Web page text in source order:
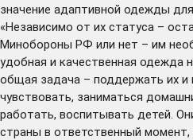
значение адаптивной одежды
«Независимо от их статуса –
Минобороны РФ или нет – им
удобная и качественная одежда
общая задача – поддержать их и
чувствовать, заниматься
работать, воспитывать детей.
страны в ответственный момент,